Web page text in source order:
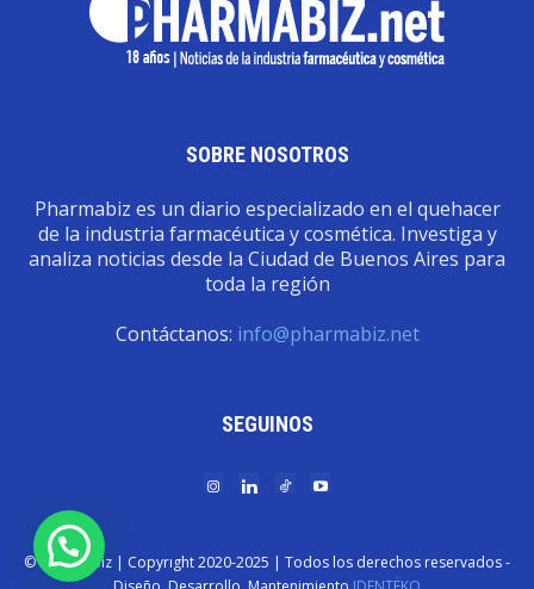
SOBRE NOSOTROS
Pharmabiz es un diario especializado en el quehacer
de la industria farmacéutica y cosmética. Investiga y
analiza noticias desde la Ciudad de Buenos Aires para
toda la región
Contáctanos: info@pharmabiz.net
SEGUINOS
© Pharmabiz | Copyrıght 2020-2025 | Todos los derechos reservados -